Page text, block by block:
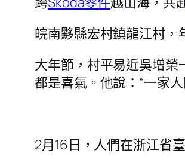
皖南黟縣宏村鎮龍江村，
大年節，村平易近吳增
都是喜氣。他說：“一家
2月16日，人們在浙江省